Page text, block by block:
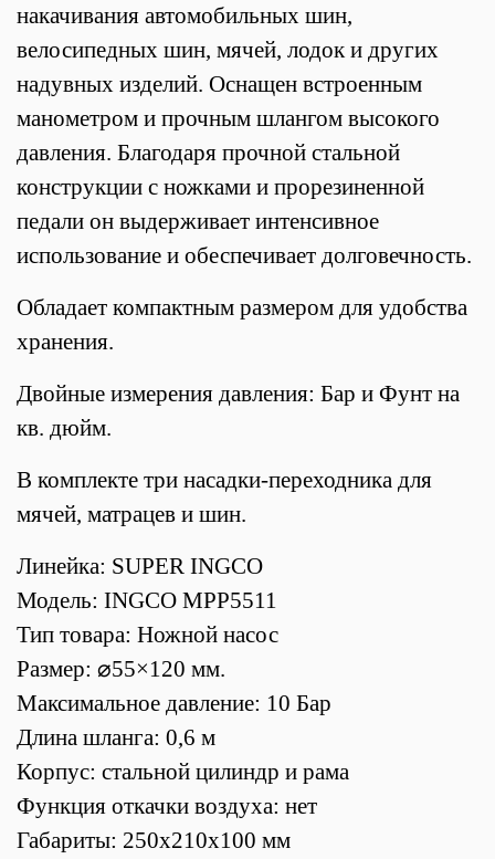
накачивания автомобильных шин,
велосипедных шин, мячей, лодок и других
надувных изделий. Оснащен встроенным
манометром и прочным шлангом высокого
давления. Благодаря прочной стальной
конструкции с ножками и прорезиненной
педали он выдерживает интенсивное
использование и обеспечивает долговечность.
Обладает компактным размером для удобства
хранения.
Двойные измерения давления: Бар и Фунт на
кв. дюйм.
В комплекте три насадки-переходника для
мячей, матрацев и шин.
Линейка: SUPER INGCO
Модель: INGCO MPP5511
Тип товара: Ножной насос
Размер: ⌀55×120 мм.
Максимальное давление: 10 Бар
Длина шланга: 0,6 м
Корпус: стальной цилиндр и рама
Функция откачки воздуха: нет
Габариты: 250х210х100 мм